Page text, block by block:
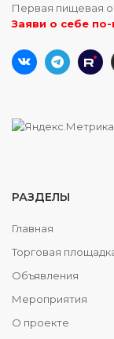
Первая пищевая
Заяви о себе
РАЗДЕЛЫ
Главная
Торговая
Объявления
Мероприятия
О проекте